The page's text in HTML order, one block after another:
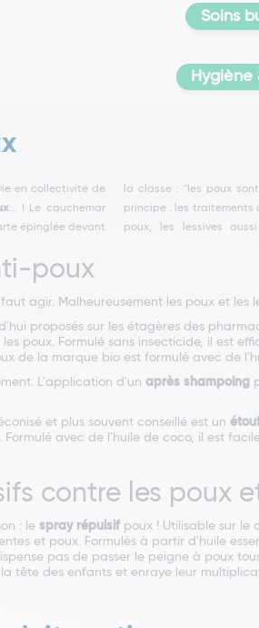
Soins
Hygiène
en collectivité de
... ! Le cauchemar
épinglée devant
la classe : "les poux
principe : les traitements anti poux, les lotions, shampoings anti
poux, les lessives
poux
faut agir. Malheureusement les poux et les
proposés sur les étagères des
poux. Formulé sans insecticide, il est
de la marque bio est formulé avec de
L'application d'un après shampoing
et plus souvent conseillé est un
avec de l'huile de coco, il est
contre les poux
: le spray répulsif poux ! Utilisable sur
et poux. Formulés à partir d'huile
pas de passer le peigne à poux
tête des enfants et enraye leur